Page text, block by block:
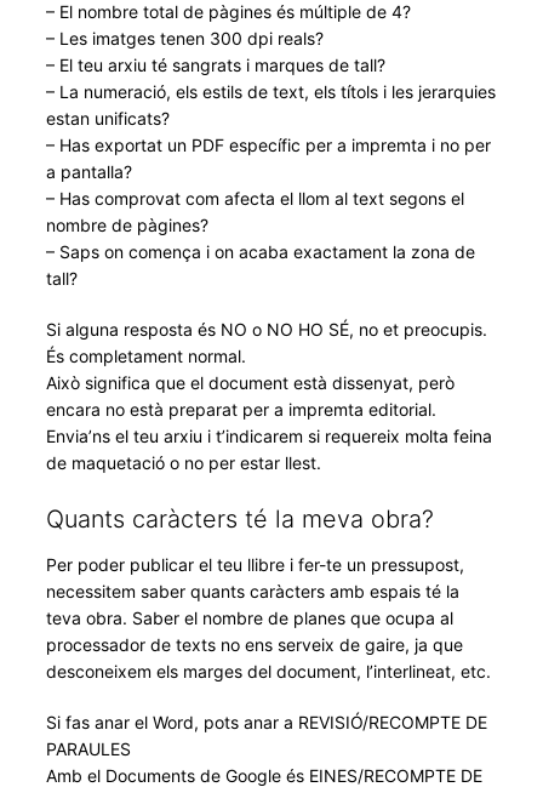
– El nombre total de pàgines és múltiple de 4?
– Les imatges tenen 300 dpi reals?
– El teu arxiu té sangrats i marques de tall?
– La numeració, els estils de text, els títols i les jerarquies
estan unificats?
– Has exportat un PDF específic per a impremta i no per
a pantalla?
– Has comprovat com afecta el llom al text segons el
nombre de pàgines?
– Saps on comença i on acaba exactament la zona de
tall?
Si alguna resposta és NO o NO HO SÉ, no et preocupis.
És completament normal.
Això significa que el document està dissenyat, però
encara no està preparat per a impremta editorial.
Envia’ns el teu arxiu i t’indicarem si requereix molta feina
de maquetació o no per estar llest.
Quants caràcters té la meva obra?
Per poder publicar el teu llibre i fer-te un pressupost,
necessitem saber quants caràcters amb espais té la
teva obra. Saber el nombre de planes que ocupa al
processador de texts no ens serveix de gaire, ja que
desconeixem els marges del document, l’interlineat, etc.
Si fas anar el Word, pots anar a REVISIÓ/RECOMPTE DE
PARAULES
Amb el Documents de Google és EINES/RECOMPTE DE